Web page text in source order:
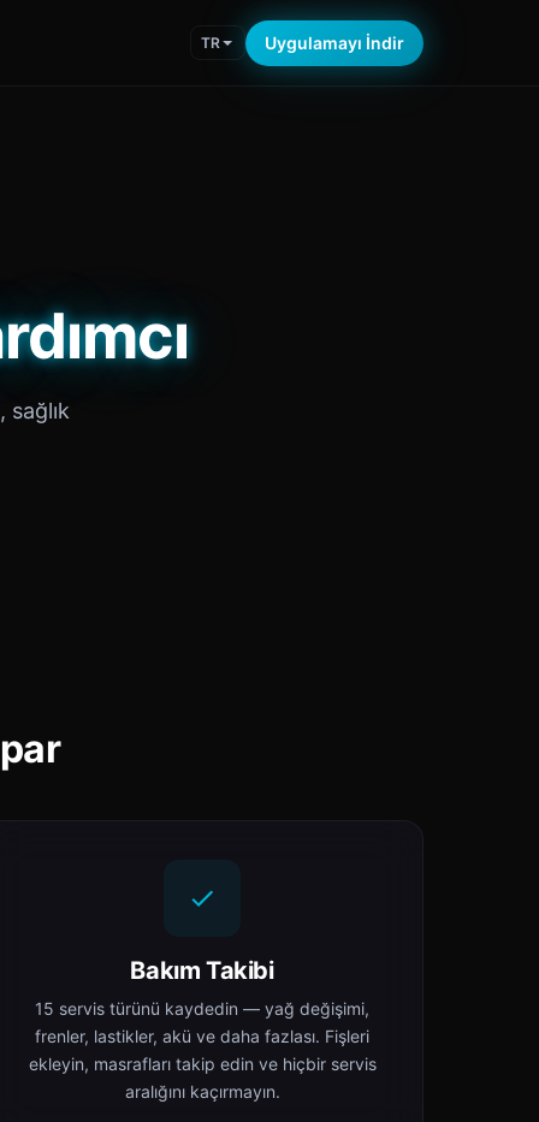
TR Uygulamayı İndir
Bakım Takibi
15 servis türünü kaydedin — yağ değişimi,
frenler, lastikler, akü ve daha fazlası. Fişleri
ekleyin, masrafları takip edin ve hiçbir servis
aralığını kaçırmayın.